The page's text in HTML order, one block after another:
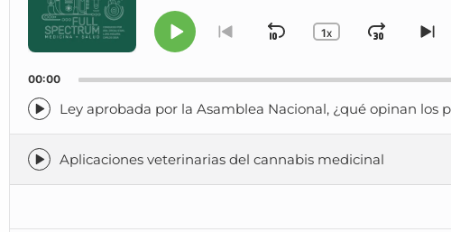
CHANGE
RATE
1X
GO
PREVIOUS
SKIP
PLAY
JUMP
00:00
Episode
play
icon
Ley aprobada por la Asamblea Nacional, ¿qué opinan los
Episode
play
Aplicaciones veterinarias del cannabis medicinal